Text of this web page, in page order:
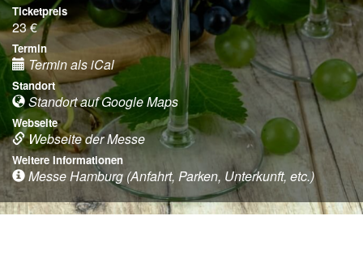
Ticketpreis
23 €
Termin
Termin als iCal
Standort
Standort auf Google Maps
Webseite
Webseite der Messe
Weitere Informationen
Messe Hamburg (Anfahrt, Parken, Unterkunft, etc.)